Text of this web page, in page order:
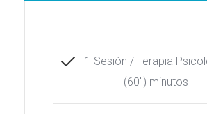
1 Sesión / Terapia
(60") minutos